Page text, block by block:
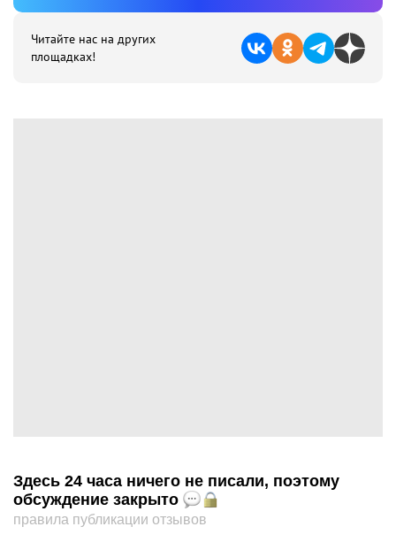
Читайте нас на других
площадках!
Здесь 24 часа ничего не писали, поэтому
обсуждение закрыто
правила публикации отзывов